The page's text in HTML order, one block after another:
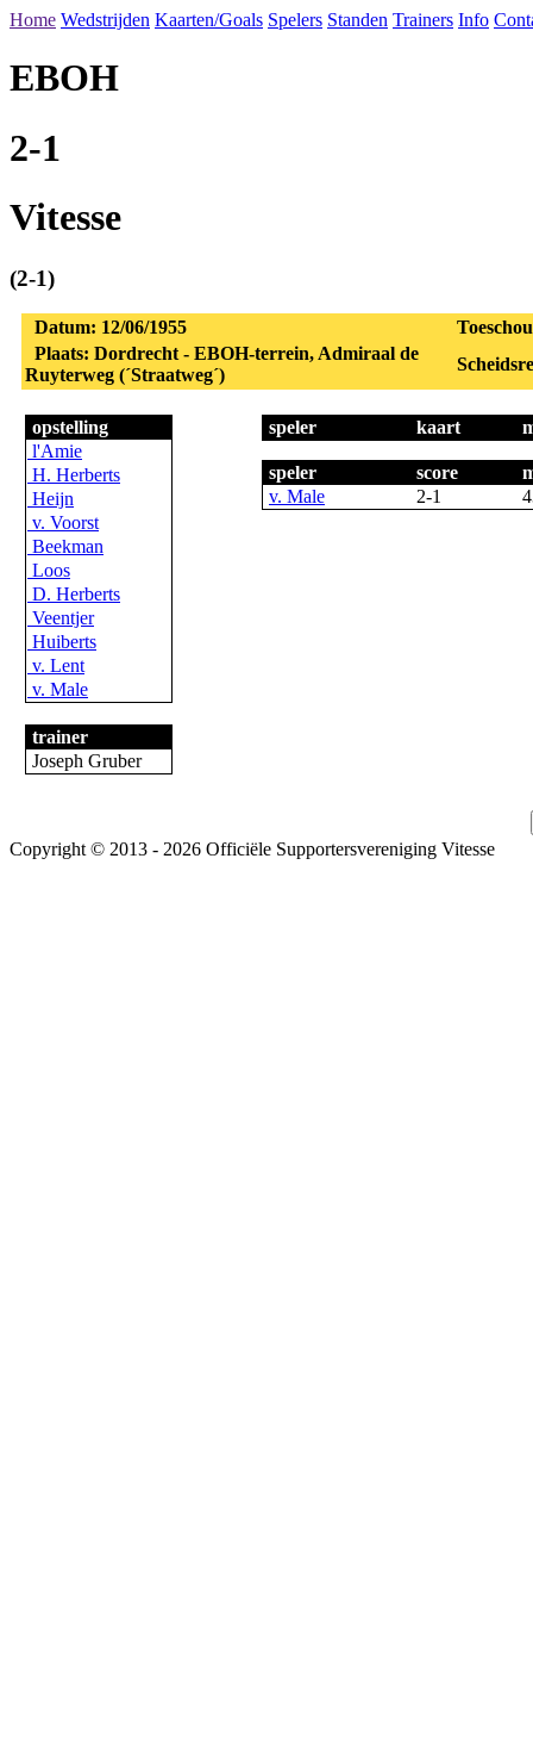
Home Wedstrijden Kaarten/Goals Spelers Standen Trainers Info
EBOH
2-1
Vitesse
(2-1)
Datum: 12/06/1955
Plaats: Dordrecht - EBOH-terrein, Admiraal de
Ruyterweg (´Straatweg´)
opstelling
l'Amie
H. Herberts
Heijn
v. Voorst
Beekman
Loos
D. Herberts
Veentjer
Huiberts
v. Lent
v. Male
trainer
Joseph Gruber
speler kaart
speler score
v. Male
2-1
Copyright © 2013 - 2026 Officiële Supportersvereniging Vitesse